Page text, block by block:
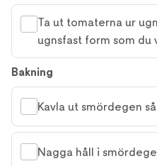
Ta ut tomaterna ur
ugnsfast form som du
Bakning
Kavla ut smördegen
Nagga håll i